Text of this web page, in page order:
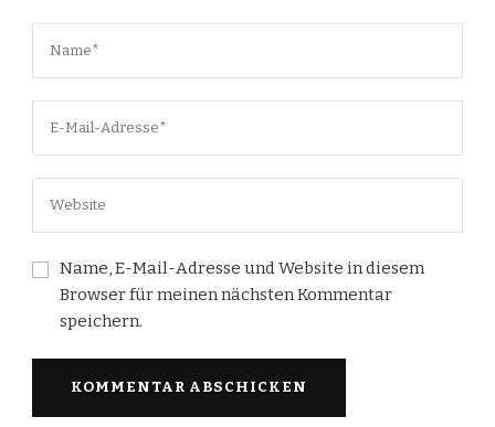
Name, E-Mail-Adresse und Website in diesem
Browser für meinen nächsten Kommentar
speichern.